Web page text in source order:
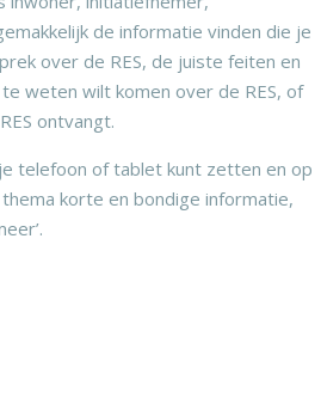
de informatie vinden die je
over de RES, de juiste feiten en
weten wilt komen over de RES, of
ontvangt.
telefoon of tablet kunt zetten en op
korte en bondige informatie,